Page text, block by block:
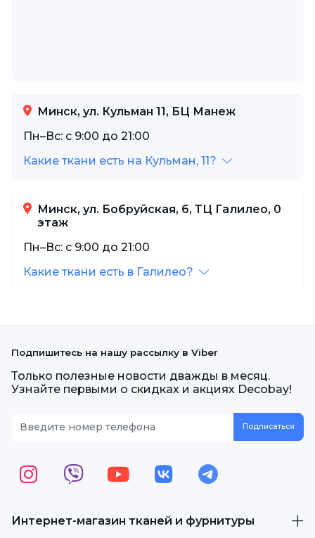
Минск, ул. Кульман 11, БЦ Манеж
Пн–Вс: с 9:00 до 21:00
Какие ткани есть на Кульман, 11?
Минск, ул. Бобруйская, 6, ТЦ Галилео, 0
этаж
Пн–Вс: с 9:00 до 21:00
Какие ткани есть в Галилео?
Интернет-магазин тканей и фурнитуры
Подпишитесь на нашу рассылку в Viber
Только полезные новости дважды в месяц.
Узнайте первыми о скидках и акциях Decobay!